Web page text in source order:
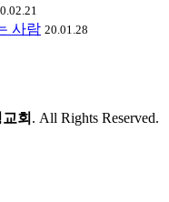
사람 20.01.28
회 . All Rights Reserved.